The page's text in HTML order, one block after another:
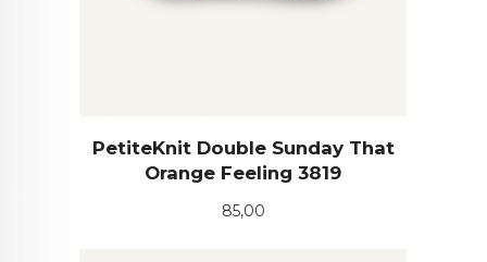
PetiteKnit Double Sunday That
Orange Feeling 3819
Pris
85,00